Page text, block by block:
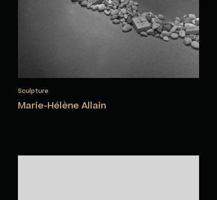
Sculpture
Marie-Hélène Allain